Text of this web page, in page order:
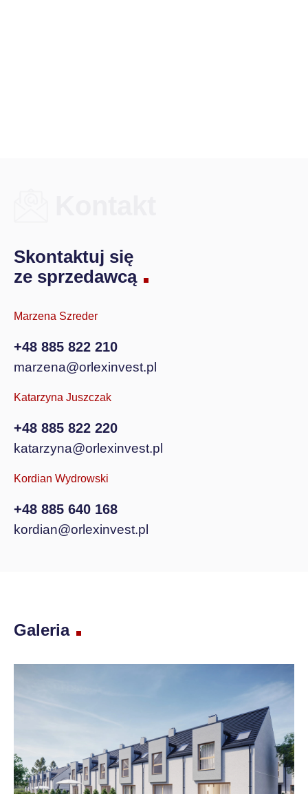
Skontaktuj się
ze sprzedawcą
Marzena Szreder
+48 885 822 210
marzena@orlexinvest.pl
Katarzyna Juszczak
+48 885 822 220
katarzyna@orlexinvest.pl
Kordian Wydrowski
+48 885 640 168
kordian@orlexinvest.pl
Galeria